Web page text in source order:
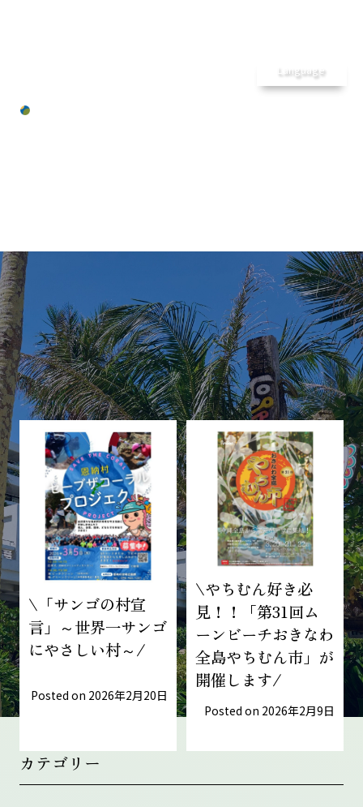
アクティビティ
Language
ブログ記事一覧
\「サンゴの村宣
言」～世界一サンゴ
にやさしい村～/
Posted on 2026年2月20日
\やちむん好き必
見！！「第31回ム
ーンビーチおきなわ
全島やちむん市」が
開催します/
Posted on 2026年2月9日
カテゴリー